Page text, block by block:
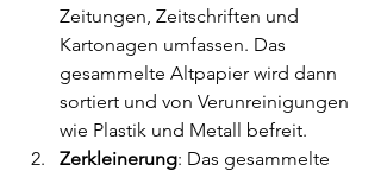
Zeitungen, Zeitschriften und
Kartonagen umfassen. Das
gesammelte Altpapier wird dann
sortiert und von Verunreinigungen
wie Plastik und Metall befreit.
Zerkleinerung: Das gesammelte